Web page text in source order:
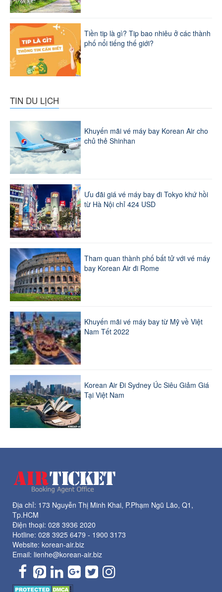
Tiền tip là gì? Tip bao nhiêu ở các thành
phố nổi tiếng thế giới?
TIN DU LỊCH
Khuyến mãi vé máy bay Korean Air cho
chủ thẻ Shinhan
Ưu đãi giá vé máy bay đi Tokyo khứ hồi
từ Hà Nội chỉ 424 USD
Tham quan thành phố bất tử với vé máy
bay Korean Air đi Rome
Khuyến mãi vé máy bay từ Mỹ về Việt
Nam Tết 2022
Korean Air Đi Sydney Úc Siêu Giảm Giá
Tại Việt Nam
Địa chỉ: 173 Nguyễn Thị Minh Khai, P.Phạm Ngũ Lão, Q1,
Tp.HCM
Điện thoại: 028 3936 2020
Hotline: 028 3925 6479 - 1900 3173
Website: korean-air.biz
Email: lienhe@korean-air.biz